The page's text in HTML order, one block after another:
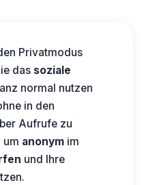
Privatmodus
das soziale
normal nutzen
in den
Aufrufe zu
um anonym im
und Ihre